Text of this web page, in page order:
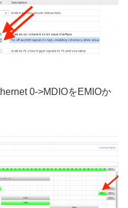
0->MDIOをEMIOか